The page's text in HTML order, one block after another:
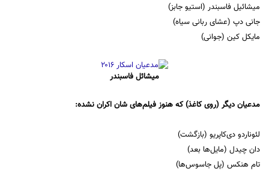
میشائیل فاسبندر (استیو جابز)
جانی دپ (عشای ربانی سیاه)
مایکل کین (جوانی)
میشائل فاسبندر
مدعیان دیگر (روی کاغذ) که هنوز فیلم‌های شان اکران نشده:
لئوناردو دی‌کاپریو (بازگشت)
دان چیدل (مایل‌ها بعد)
تام هنکس (پل جاسوس‌ها)